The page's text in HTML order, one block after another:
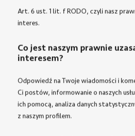
Art. 6 ust. 1 lit. f RODO, czyli nasz
interes.
Co jest naszym prawnie
interesem?
Odpowiedź na Twoje wiadomości i
Ci postów, informowanie o naszych
ich pomocą, analiza danych
z naszym profilem.